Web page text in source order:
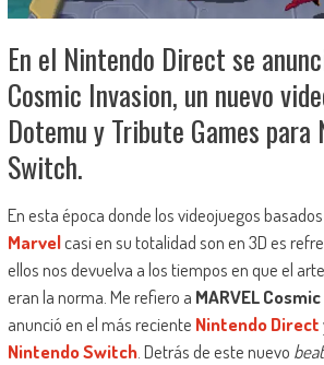
En el Nintendo Direct se
Cosmic Invasion, un nuevo
Dotemu y Tribute Games para
Switch.
En esta época donde los videojuegos
Marvelcasi en su totalidad son en 3D es
ellos nos devuelva a los tiempos en que el
eran la norma. Me refiero a MARVEL
anunció en el más reciente Nintendo Direct
Nintendo Switch. Detrás de este nuevo